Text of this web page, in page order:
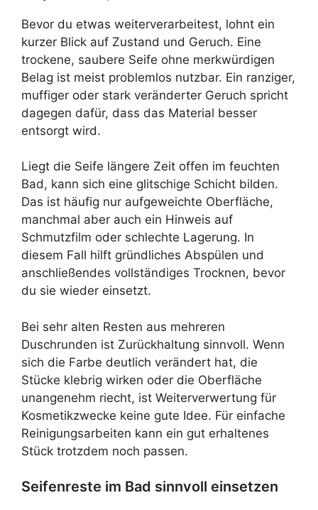
Bevor du etwas weiterverarbeitest, lohnt ein
kurzer Blick auf Zustand und Geruch. Eine
trockene, saubere Seife ohne merkwürdigen
Belag ist meist problemlos nutzbar. Ein ranziger,
muffiger oder stark veränderter Geruch spricht
dagegen dafür, dass das Material besser
entsorgt wird.
Liegt die Seife längere Zeit offen im feuchten
Bad, kann sich eine glitschige Schicht bilden.
Das ist häufig nur aufgeweichte Oberfläche,
manchmal aber auch ein Hinweis auf
Schmutzfilm oder schlechte Lagerung. In
diesem Fall hilft gründliches Abspülen und
anschließendes vollständiges Trocknen, bevor
du sie wieder einsetzt.
Bei sehr alten Resten aus mehreren
Duschrunden ist Zurückhaltung sinnvoll. Wenn
sich die Farbe deutlich verändert hat, die
Stücke klebrig wirken oder die Oberfläche
unangenehm riecht, ist Weiterverwertung für
Kosmetikzwecke keine gute Idee. Für einfache
Reinigungsarbeiten kann ein gut erhaltenes
Stück trotzdem noch passen.
Seifenreste im Bad sinnvoll einsetzen